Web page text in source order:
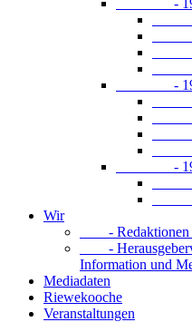
-
-
-
-
-
-
-
-
-
-
-
-
-
Wir
- Redaktionen
-
Information und
Mediadaten
Riewekooche
Veranstaltungen